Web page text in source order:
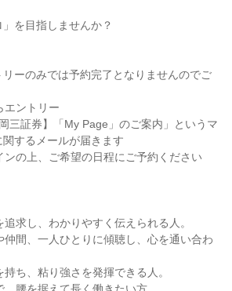
を目指しませんか？
ーのみでは予約完了となりませんのでご
ントリー
三証券】「My Page」のご案内」というマ
するメールが届きます
の上、ご希望の日程にご予約ください
求し、わかりやすく伝えられる人。
仲間、一人ひとりに傾聴し、心を通い合わ
ち、粘り強さを発揮できる人。